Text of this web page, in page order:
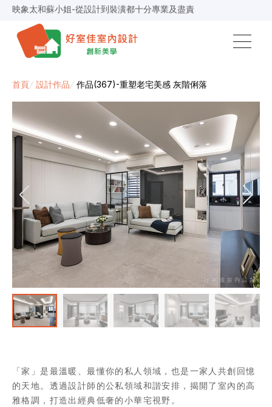
映象太和蘇小姐-從設計到裝潢都十分專業及盡責
超級F1歐小姐-設計跟材料的品質都很優質，建議實用
說明仔細流程順暢，注意施工上細節，施工團隊專業細心
毛胚屋裝修推薦，設計師與工務完美配合，效果非常滿意
春城越蔡先生-設計師溝通規劃完善，整體來說相當滿意
首頁/ 設計作品/ 作品(367)-重塑老宅美感 灰階俐落
「家」是最溫暖、最懂你的私人領域，也是一家人共創回憶
的天地。透過設計師的公私領域和諧安排，揭開了室內的高
雅格調，打造出經典低奢的小華宅視野。